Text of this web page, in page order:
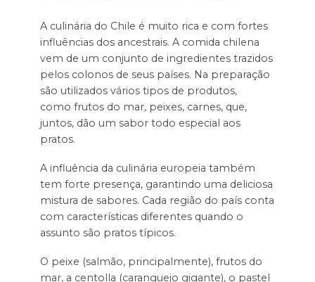
A culinária do Chile é muito rica e com fortes
influências dos ancestrais. A comida chilena
vem de um conjunto de ingredientes trazidos
pelos colonos de seus países. Na preparação
são utilizados vários tipos de produtos,
como frutos do mar, peixes, carnes, que,
juntos, dão um sabor todo especial aos
pratos.
A influência da culinária europeia também
tem forte presença, garantindo uma deliciosa
mistura de sabores. Cada região do país conta
com características diferentes quando o
assunto são pratos típicos.
O peixe (salmão, principalmente), frutos do
mar, a centolla (caranguejo gigante), o pastel